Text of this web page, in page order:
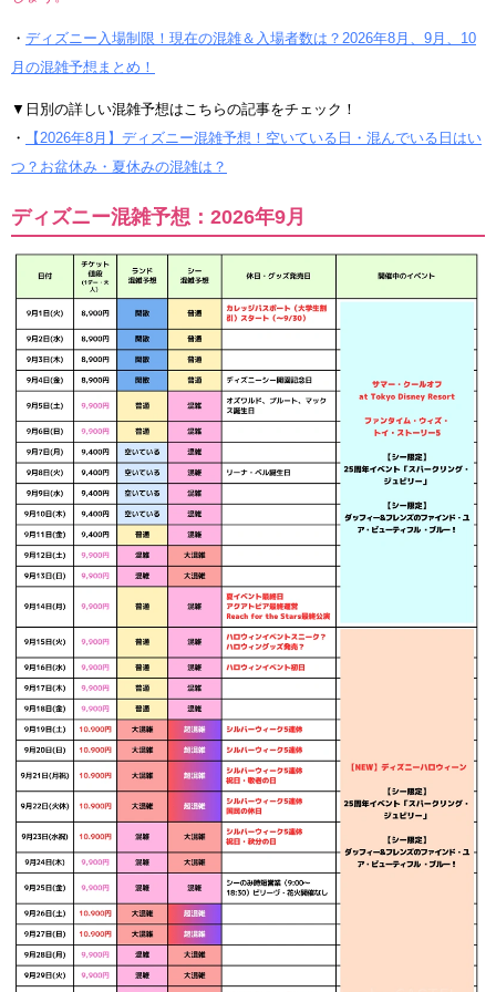
・ ディズニー入場制限！現在の混雑＆入場者数は？2026年8月、9月、10
月の混雑予想まとめ！
▼日別の詳しい混雑予想はこちらの記事をチェック！
・
【2026年8月】ディズニー混雑予想！空いている日・混んでいる日はい
つ？お盆休み・夏休みの混雑は？
ディズニー混雑予想：2026年9月